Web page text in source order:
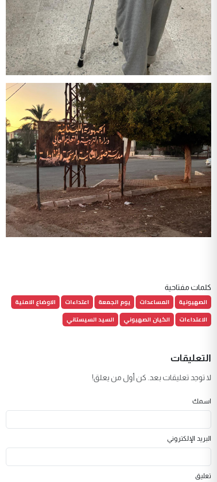
كلمات مفتاحية
الصهيونية المساعدات يوم الجمعة اعتداءات
الاوضاع الامنية
الاعتداءات
الكيان الصهيوني السيد السيستاني
التعليقات
لا توجد تعليقات بعد. كن أول من يعلق!
اسمك
البريد الإلكتروني
تعليق